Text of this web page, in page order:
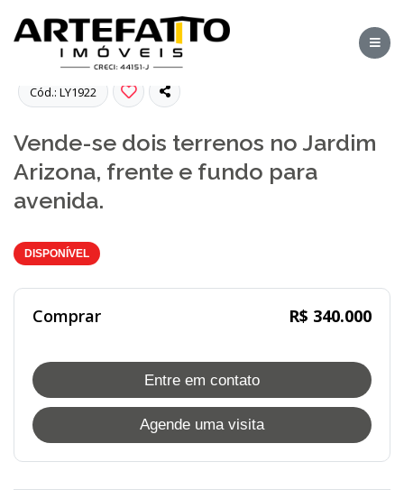
Cód.: LY1922
Vende-se dois terrenos no Jardim
Arizona, frente e fundo para
avenida.
DISPONÍVEL
Comprar R$ 340.000
Entre em contato
Agende uma visita